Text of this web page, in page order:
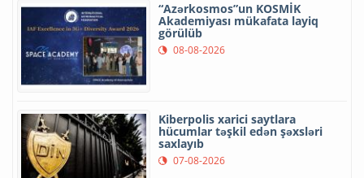
“Azərkosmos”un KOSMİK
Akademiyası mükafata layiq
görülüb
08-08-2026
Kiberpolis xarici saytlara
hücumlar təşkil edən şəxsləri
saxlayıb
07-08-2026